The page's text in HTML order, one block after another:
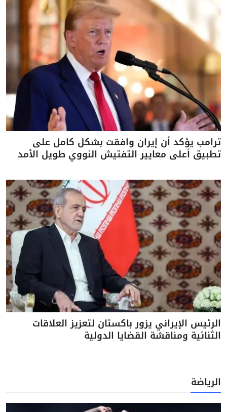
ترامب يؤكد أن إيران وافقت بشكل كامل على
تطبيق أعلى معايير التفتيش النووي طويل الأمد
الرئيس الإيراني يزور باكستان لتعزيز العلاقات
الثنائية ومناقشة القضايا الدولية
الرياضة